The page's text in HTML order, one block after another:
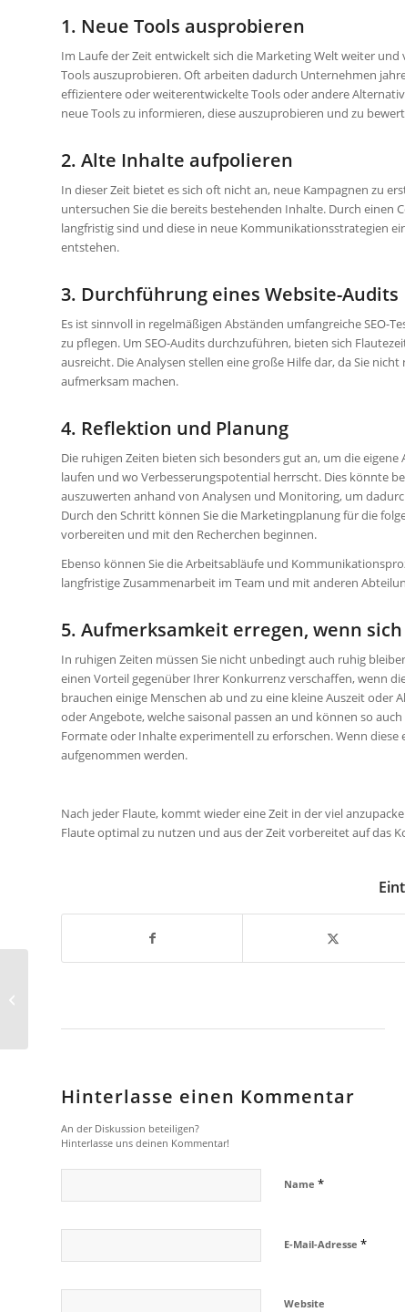
1. Neue Tools ausprobieren
Im Laufe der Zeit entwickelt sich die Marketing Welt weiter
Tools auszuprobieren. Oft arbeiten dadurch Unternehmen
effizientere oder weiterentwickelte Tools oder andere
neue Tools zu informieren, diese auszuprobieren und zu
2. Alte Inhalte aufpolieren
In dieser Zeit bietet es sich oft nicht an, neue Kampagnen zu
untersuchen Sie die bereits bestehenden Inhalte. Durch
langfristig sind und diese in neue Kommunikationsstrategien
entstehen.
3. Durchführung eines Website-Audits
Es ist sinnvoll in regelmäßigen Abständen umfangreiche SEO-
zu pflegen. Um SEO-Audits durchzuführen, bieten sich
ausreicht. Die Analysen stellen eine große Hilfe dar, da Sie
aufmerksam machen.
4. Reflektion und Planung
Die ruhigen Zeiten bieten sich besonders gut an, um die
laufen und wo Verbesserungspotential herrscht. Dies könnte
auszuwerten anhand von Analysen und Monitoring, um
Durch den Schritt können Sie die Marketingplanung für die
vorbereiten und mit den Recherchen beginnen.
Ebenso können Sie die Arbeitsabläufe und
langfristige Zusammenarbeit im Team und mit anderen
5. Aufmerksamkeit erregen, wenn
In ruhigen Zeiten müssen Sie nicht unbedingt auch ruhig
einen Vorteil gegenüber Ihrer Konkurrenz verschaffen, wenn
brauchen einige Menschen ab und zu eine kleine Auszeit oder
oder Angebote, welche saisonal passen an und können so
Formate oder Inhalte experimentell zu erforschen. Wenn
aufgenommen werden.
Nach jeder Flaute, kommt wieder eine Zeit in der viel
Flaute optimal zu nutzen und aus der Zeit vorbereitet auf das
Hinterlasse einen Kommentar
An der Diskussion beteiligen?
Hinterlasse uns deinen Kommentar!
Name *
E-Mail-Adresse *
Website